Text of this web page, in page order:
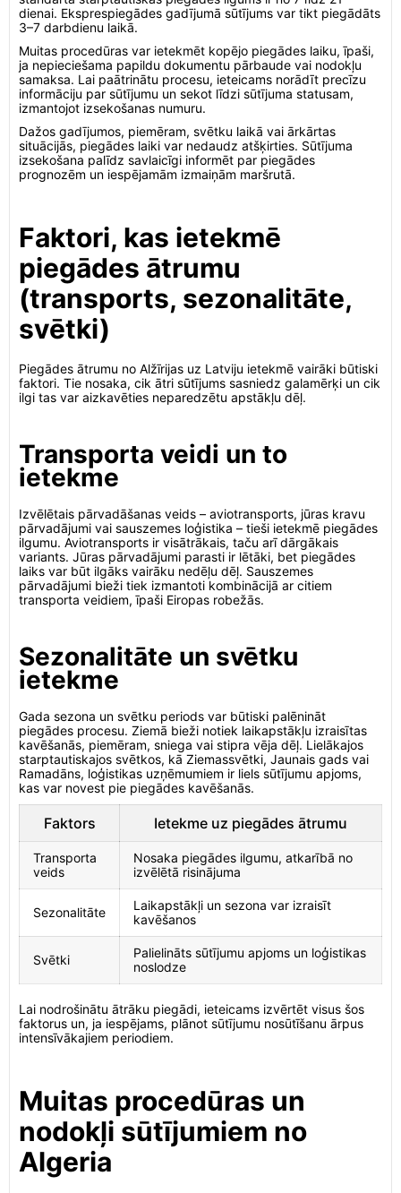
dienai. Eksprespiegādes gadījumā sūtījums var tikt piegādāts
3–7 darbdienu laikā.
Muitas procedūras var ietekmēt kopējo piegādes laiku, īpaši,
ja nepieciešama papildu dokumentu pārbaude vai nodokļu
samaksa. Lai paātrinātu procesu, ieteicams norādīt precīzu
informāciju par sūtījumu un sekot līdzi sūtījuma statusam,
izmantojot izsekošanas numuru.
Dažos gadījumos, piemēram, svētku laikā vai ārkārtas
situācijās, piegādes laiki var nedaudz atšķirties. Sūtījuma
izsekošana palīdz savlaicīgi informēt par piegādes
prognozēm un iespējamām izmaiņām maršrutā.
Faktori, kas ietekmē
piegādes ātrumu
(transports, sezonalitāte,
svētki)
Piegādes ātrumu no Alžīrijas uz Latviju ietekmē vairāki būtiski
faktori. Tie nosaka, cik ātri sūtījums sasniedz galamērķi un cik
ilgi tas var aizkavēties neparedzētu apstākļu dēļ.
Transporta veidi un to
ietekme
Izvēlētais pārvadāšanas veids – aviotransports, jūras kravu
pārvadājumi vai sauszemes loģistika – tieši ietekmē piegādes
ilgumu. Aviotransports ir visātrākais, taču arī dārgākais
variants. Jūras pārvadājumi parasti ir lētāki, bet piegādes
laiks var būt ilgāks vairāku nedēļu dēļ. Sauszemes
pārvadājumi bieži tiek izmantoti kombinācijā ar citiem
transporta veidiem, īpaši Eiropas robežās.
Sezonalitāte un svētku
ietekme
Gada sezona un svētku periods var būtiski palēnināt
piegādes procesu. Ziemā bieži notiek laikapstākļu izraisītas
kavēšanās, piemēram, sniega vai stipra vēja dēļ. Lielākajos
starptautiskajos svētkos, kā Ziemassvētki, Jaunais gads vai
Ramadāns, loģistikas uzņēmumiem ir liels sūtījumu apjoms,
kas var novest pie piegādes kavēšanās.
Faktors Ietekme uz piegādes ātrumu
Transporta
veids
Nosaka piegādes ilgumu, atkarībā no
izvēlētā risinājuma
Sezonalitāte
Laikapstākļi un sezona var izraisīt
kavēšanos
Svētki
Palielināts sūtījumu apjoms un loģistikas
noslodze
Lai nodrošinātu ātrāku piegādi, ieteicams izvērtēt visus šos
faktorus un, ja iespējams, plānot sūtījumu nosūtīšanu ārpus
intensīvākajiem periodiem.
Muitas procedūras un
nodokļi sūtījumiem no
Algeria